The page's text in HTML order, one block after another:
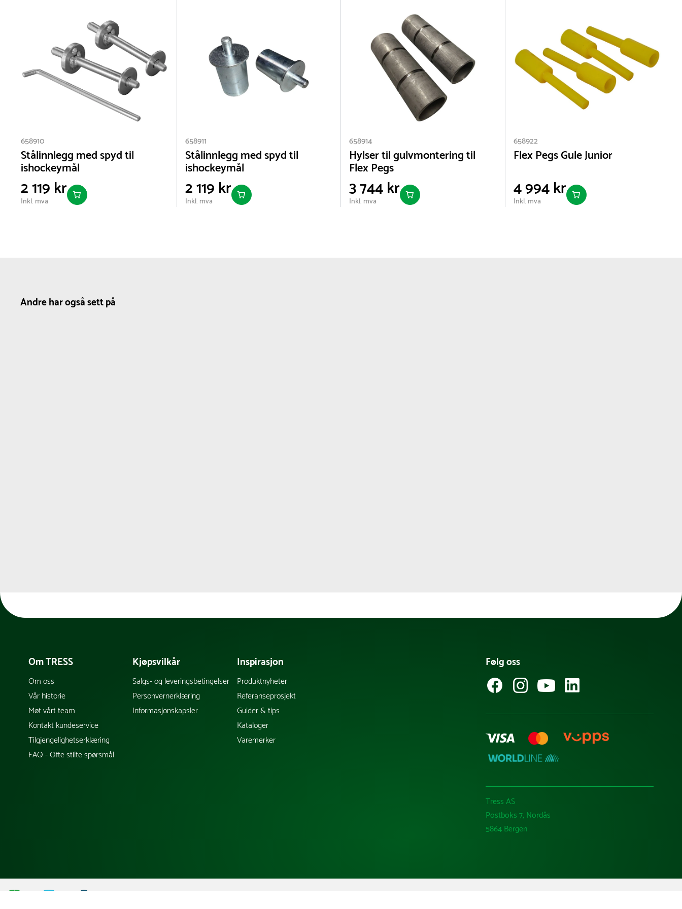
658910
Stålinnlegg med spyd til
ishockeymål
2 119 kr
Inkl. mva
658911
Stålinnlegg med spyd til
ishockeymål
2 119 kr
Inkl. mva
658914
Hylser til gulvmontering til
Flex Pegs
3 744 kr
Inkl. mva
658922
Flex Pegs Gule Junior
4 994 kr
Inkl. mva
Andre har også sett på
Om TRESS
Om oss
Vår historie
Møt vårt team
Kontakt kundeservice
Tilgjengelighetserklæring
FAQ - Ofte stilte spørsmål
Kjøpsvilkår
Salgs- og leveringsbetingelser
Personvernerklæring
Informasjonskapsler
Inspirasjon
Produktnyheter
Referanseprosjekt
Guider & tips
Kataloger
Varemerker
Følg oss
Tress AS
Postboks 7, Nordås
5864 Bergen